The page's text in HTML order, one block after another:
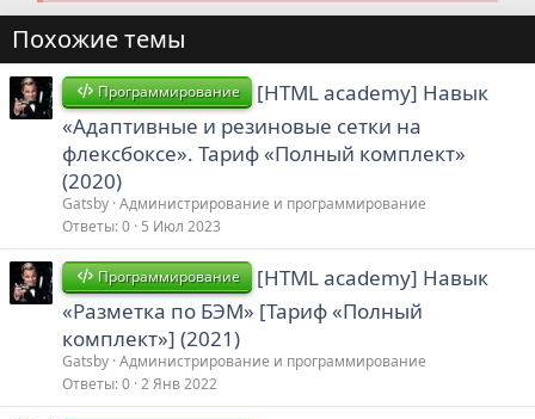
Похожие темы
Программирование
[HTML academy] Навык
«Адаптивные и резиновые сетки на
флексбоксе». Тариф «Полный комплект»
(2020)
Gatsby Администрирование и программирование
Ответы 0 5 Июл 2023
Программирование
[HTML academy] Навык
«Разметка по БЭМ» [Тариф «Полный
комплект»] (2021)
Gatsby Администрирование и программирование
Ответы 0 2 Янв 2022